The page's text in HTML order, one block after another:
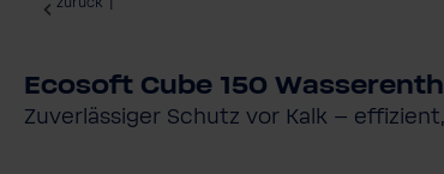
Ecosoft Cube 150
Zuverlässiger Schutz vor Kalk –